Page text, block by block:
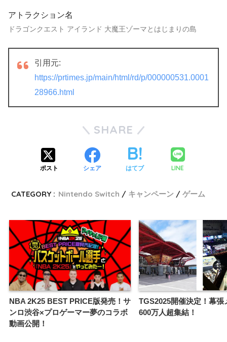
アトラクション名
ドラゴンクエスト アイランド 大魔王ゾーマとはじまりの島
引用元:
https://prtimes.jp/main/html/rd/p/000000531.0001
28966.html
SHARE
ポスト シェア はてブ LINE
CATEGORY : Nintendo Switch キャンペーン ゲーム
NBA 2K25 BEST PRICE版発売！サ
ンロ渋谷×プロゲーマー夢のコラボ
動画公開！
TGS2025開催決定！幕張
600万人超集結！